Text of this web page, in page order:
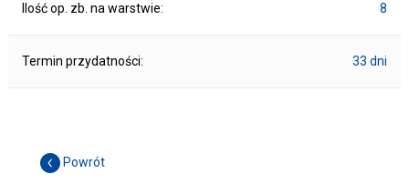
Ilość op. zb. na warstwie: 8
Termin przydatności: 33 dni
Powrót